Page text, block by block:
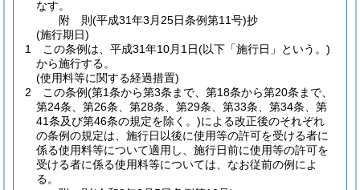
なす。
附 則(平成31年3月25日条例第11号)抄
(施行期日)
1
この条例は、平成31年10月1日(以下「施行日」という。)
から施行する。
(使用料等に関する経過措置)
2
この条例(第1条から第3条まで、第18条から第20条まで、
第24条、第26条、第28条、第29条、第33条、第34条、第
41条及び第46条の規定を除く。)による改正後のそれぞれ
の条例の規定は、施行日以後に使用等の許可を受ける者に
係る使用料等について適用し、施行日前に使用等の許可を
受ける者に係る使用料等については、なお従前の例によ
る。